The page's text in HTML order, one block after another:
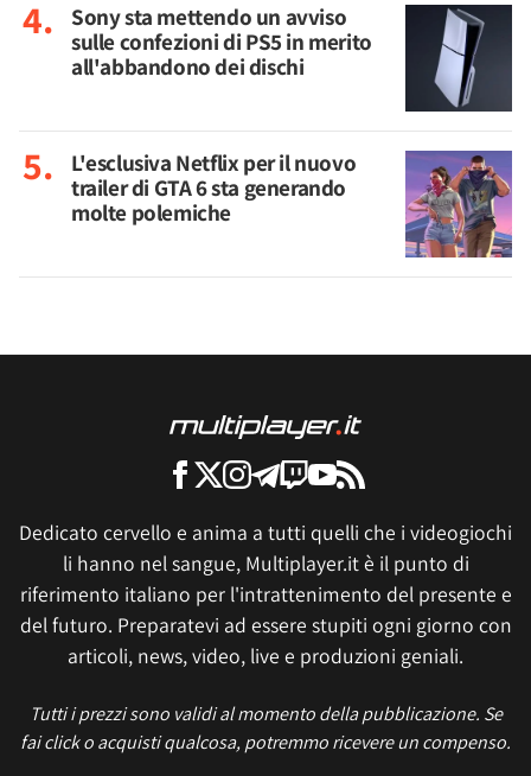
Sony sta mettendo un avviso
sulle confezioni di PS5 in merito
all'abbandono dei dischi
L'esclusiva Netflix per il nuovo
trailer di GTA 6 sta generando
molte polemiche
Dedicato cervello e anima a tutti quelli che i videogiochi
li hanno nel sangue, Multiplayer.it è il punto di
riferimento italiano per l'intrattenimento del presente e
del futuro. Preparatevi ad essere stupiti ogni giorno con
articoli, news, video, live e produzioni geniali.
Tutti i prezzi sono validi al momento della pubblicazione. Se
fai click o acquisti qualcosa, potremmo ricevere un compenso.